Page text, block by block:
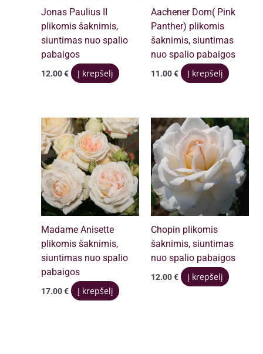
Jonas Paulius II
plikomis šaknimis,
siuntimas nuo spalio
pabaigos
12.00€ Į krepšelį
Aachener Dom( Pink
Panther) plikomis
šaknimis, siuntimas
nuo spalio pabaigos
11.00€ Į krepšelį
Madame Anisette
plikomis šaknimis,
siuntimas nuo spalio
pabaigos
17.00€ Į krepšelį
Chopin plikomis
šaknimis, siuntimas
nuo spalio pabaigos
12.00€ Į krepšelį